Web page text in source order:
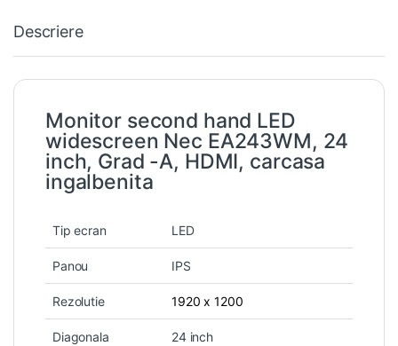
Descriere
Monitor second hand LED
widescreen Nec EA243WM, 24
inch, Grad -A, HDMI, carcasa
ingalbenita
Tip ecran LED
Panou IPS
Rezolutie 1920 x 1200
Diagonala 24 inch